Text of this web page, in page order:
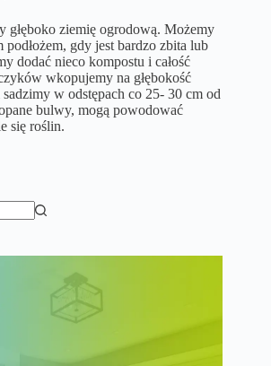
głęboko ziemię ogrodową. Możemy
gdy jest bardzo zbita lub
dodać nieco kompostu i całość
wkopujemy na głębokość
w odstępach co 25- 30 cm od
bulwy, mogą powodować
się roślin.